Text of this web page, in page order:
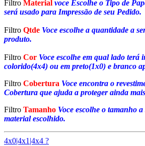
Filtro Material voce Escolhe o Tipo de
será usado para Impressão de seu Pedido.
Filtro Qtde Voce escolhe a quantidade a
produto.
Filtro Cor Voce escolhe em qual lado terá
colorido(4x4) ou em preto(1x0) e branco
Filtro Cobertura Voce encontra o
Cobertura que ajuda a proteger ainda
Filtro Tamanho Voce escolhe o tamanho
material escolhido.
4x0|4x1|4x4 ?